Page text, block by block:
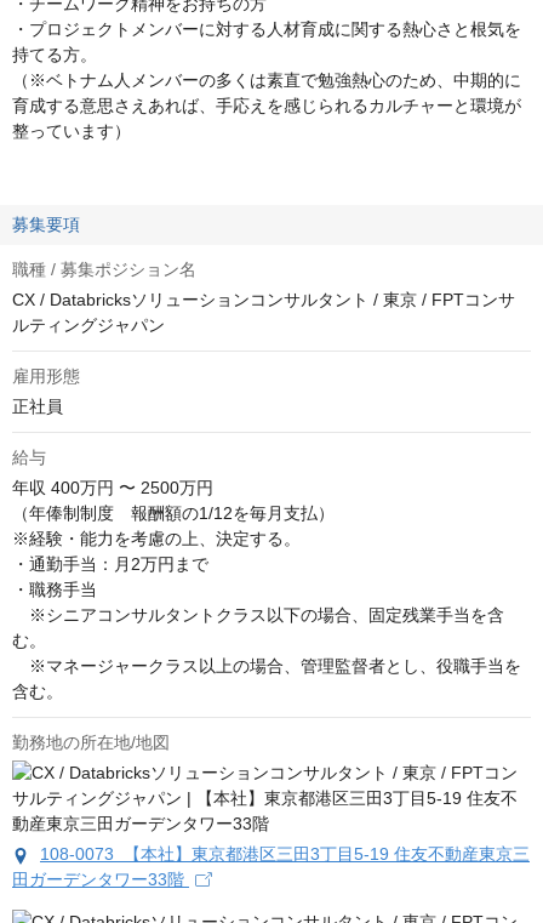
・チームワーク精神をお持ちの方
・プロジェクトメンバーに対する人材育成に関する熱心さと根気を
持てる方。
（※ベトナム人メンバーの多くは素直で勉強熱心のため、中期的に
育成する意思さえあれば、手応えを感じられるカルチャーと環境が
整っています）
募集要項
職種 / 募集ポジション名
CX / Databricksソリューションコンサルタント / 東京 / FPTコンサ
ルティングジャパン
雇用形態
正社員
給与
年収 400万円 〜 2500万円
（年俸制制度　報酬額の1/12を毎月支払）
※経験・能力を考慮の上、決定する。
・通勤手当：月2万円まで
・職務手当
※シニアコンサルタントクラス以下の場合、固定残業手当を含
む。
※マネージャークラス以上の場合、管理監督者とし、役職手当を
含む。
勤務地の所在地/地図
108-0073 【本社】東京都港区三田3丁目5-19 住友不動産東京三
田ガーデンタワー33階